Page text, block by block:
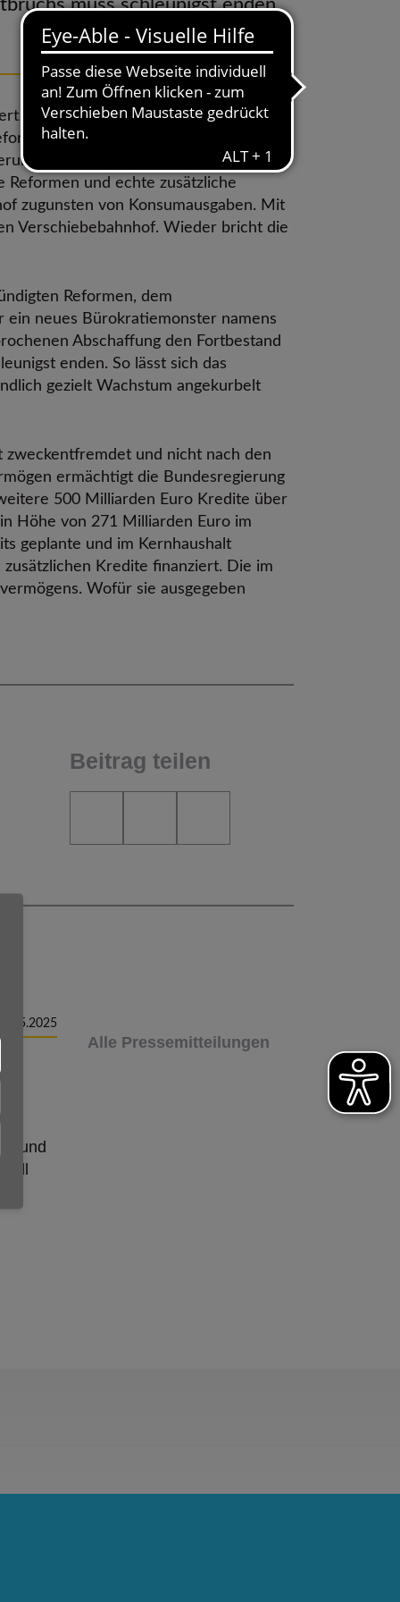
muss schleunigst enden
die Vereinigung der hessischen
„Mit Buchungstricks und
die Zukunftsfähigkeit des
und echte zusätzliche
zugunsten von Konsumausgaben. Mit
Verschiebebahnhof. Wieder bricht die
Reformen, dem
neues Bürokratiemonster namens
Abschaffung den Fortbestand
enden. So lässt sich das
gezielt Wachstum angekurbelt
und nicht nach den
ermächtigt die Bundesregierung
500 Milliarden Euro Kredite über
Höhe von 271 Milliarden Euro im
geplante und im Kernhaushalt
Kredite finanziert. Die im
Wofür sie ausgegeben
Beitrag teilen
06.05.2025
und
Alle Pressemitteilungen